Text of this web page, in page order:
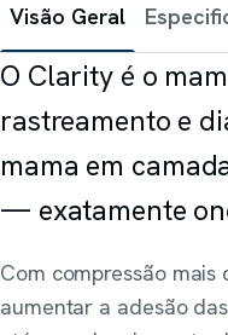
Visão Geral
O Clarity é o
rastreamento e
mama em
— exatamente
Com compressão
aumentar a adesão